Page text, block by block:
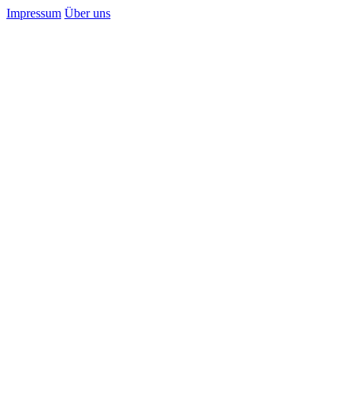
Impressum Über uns